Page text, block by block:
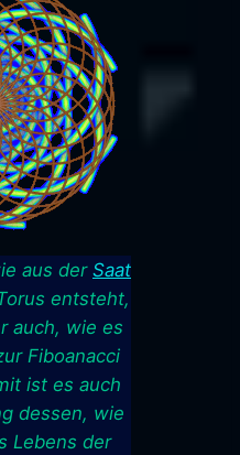
aus der Saat
entsteht,
auch, wie es
Fiboanacci
ist es auch
dessen, wie
Lebens der